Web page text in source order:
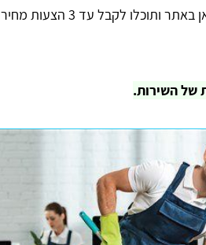
מחירים. שלחו את הפרטים שלכם דרך הטופס המקוון כאן באתר ותוכלו לקבל עד 3 הצעות מחיר